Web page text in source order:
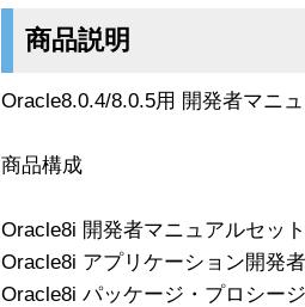
商品説明
Oracle8.0.4/8.0.5用 開発者マニ
商品構成
Oracle8i 開発者マニュアルセッ
Oracle8i アプリケーション開発
Oracle8i パッケージ・プロシー